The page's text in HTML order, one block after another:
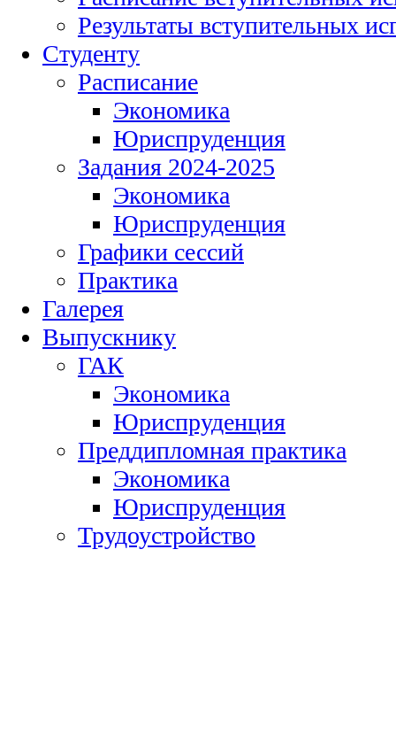
Результаты вступительных
Студенту
Расписание
Экономика
Юриспруденция
Задания 2024-2025
Экономика
Юриспруденция
Графики сессий
Практика
Галерея
Выпускнику
ГАК
Экономика
Юриспруденция
Преддипломная практика
Экономика
Юриспруденция
Трудоустройство